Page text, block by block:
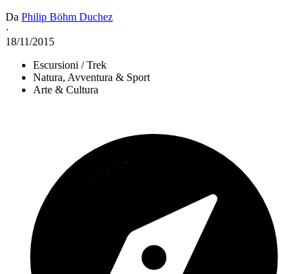
Da Philip Böhm Duchez
·
18/11/2015
Escursioni / Trek
Natura, Avventura & Sport
Arte & Cultura